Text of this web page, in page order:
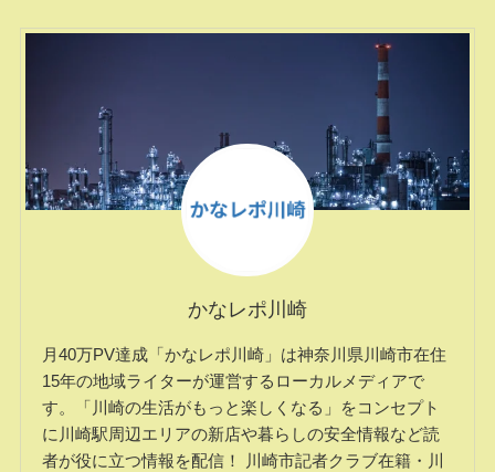
かなレポ川崎
月40万PV達成「かなレポ川崎」は神奈川県川崎市在住
15年の地域ライターが運営するローカルメディアで
す。「川崎の生活がもっと楽しくなる」をコンセプト
に川崎駅周辺エリアの新店や暮らしの安全情報など読
者が役に立つ情報を配信！ 川崎市記者クラブ在籍・川